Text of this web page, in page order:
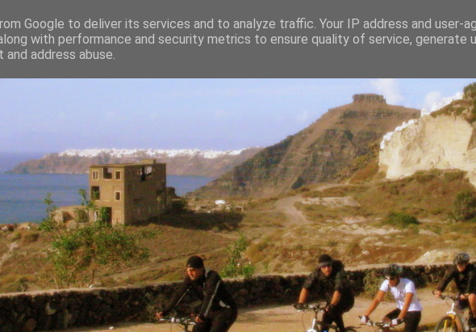
Google to deliver its services and to analyze traffic. Your IP address and user-
with performance and security metrics to ensure quality of service, generate
address abuse.